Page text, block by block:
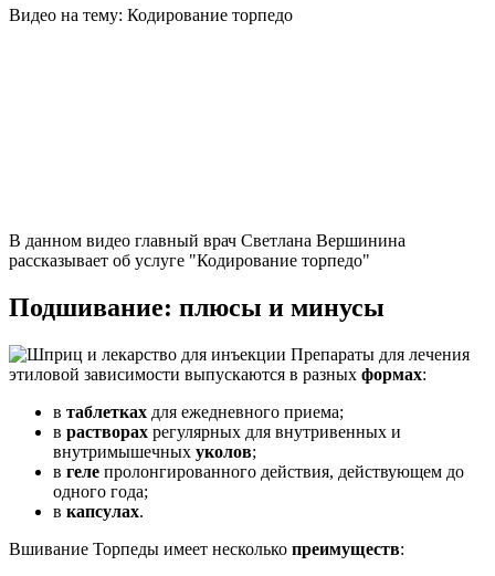
Видео на тему: Кодирование торпедо
В данном видео главный врач Светлана Вершинина
рассказывает об услуге "Кодирование торпедо"
Подшивание: плюсы и минусы
Препараты для лечения
этиловой зависимости выпускаются в разных формах:
в таблетках для ежедневного приема;
в растворах регулярных для внутривенных и
внутримышечных уколов;
в геле пролонгированного действия, действующем до
одного года;
в капсулах.
Вшивание Торпеды имеет несколько преимуществ: